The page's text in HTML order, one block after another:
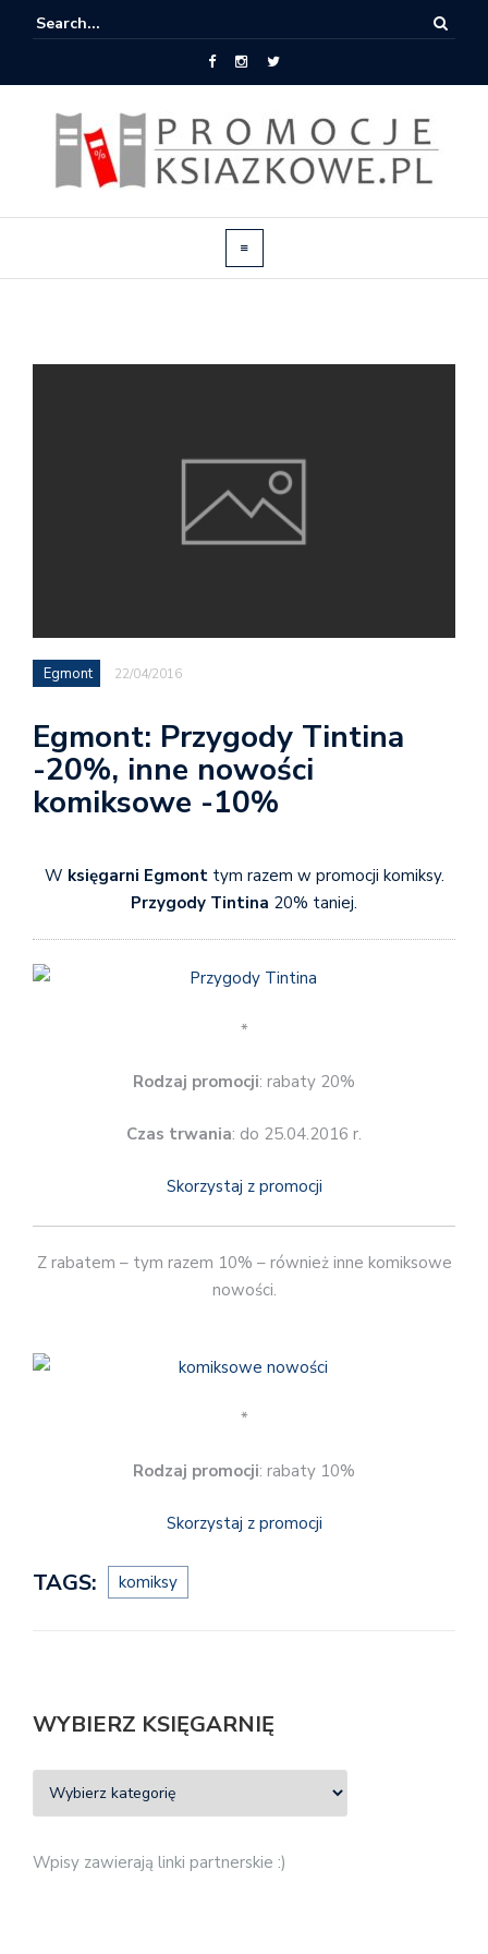
Egmont 22/04/2016
Egmont: Przygody Tintina
-20%, inne nowości
komiksowe -10%
W księgarni Egmonttym razem w promocji komiksy.
Przygody Tintina 20% taniej.
*
Rodzaj promocji: rabaty 20%
Czas trwania: do 25.04.2016 r.
Skorzystaj z promocji
Z rabatem – tym razem 10% – również inne komiksowe
nowości.
*
Rodzaj promocji: rabaty 10%
Skorzystaj z promocji
TAGS: komiksy
WYBIERZ KSIĘGARNIĘ
Wpisy zawierają linki partnerskie :)